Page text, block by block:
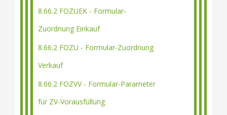
8.66.2 FOZUEK - Formular-
Zuordnung Einkauf
8.66.2 FOZU - Formular-Zuordnung
Verkauf
8.66.2 FOZVV - Formular-Parameter
für ZV-Vorausfüllung